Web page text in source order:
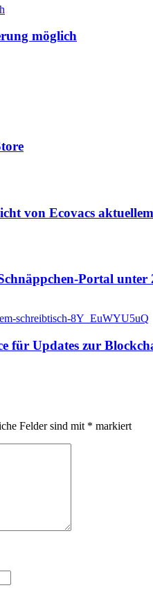
möglich
von Ecovacs
Portal unter
für Updates zur
Felder sind mit * markiert